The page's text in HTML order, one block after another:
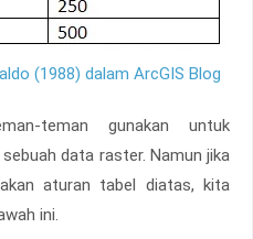
(1988) dalam ArcGIS Blog
teman gunakan untuk
data raster. Namun jika
aturan tabel diatas, kita
ini.